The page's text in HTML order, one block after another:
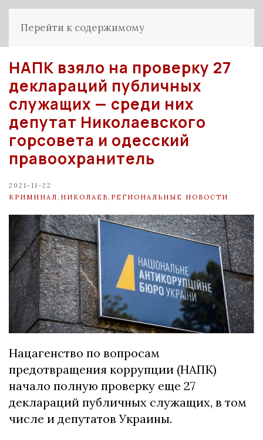
Перейти к содержимому
НАПК взяло на проверку 27
деклараций публичных
служащих — среди них
депутат Николаевского
горсовета и одесский
правоохранитель
2021-11-22
КРИМИНАЛ НИКОЛАЕВ РЕГИОНАЛЬНЫЕ НОВОСТИ
Нацагенство по вопросам
предотвращения коррупции (НАПК)
начало полную проверку еще 27
деклараций публичных служащих, в том
числе и депутатов Украины.